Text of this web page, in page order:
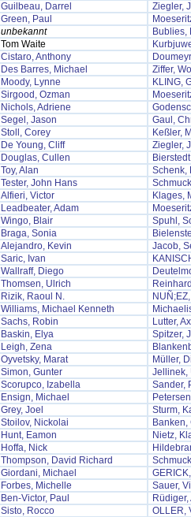
Guilbeau, Darrel
Ziegler,
Green, Paul
unbekannt
Bublies,
Tom Waite
Cistaro, Anthony
Des Barres, Michael
Ziffer,
Moody, Lynne
KLING,
Sirgood, Ozman
Nichols, Adriene
Segel, Jason
Gaul,
Stoll, Corey
Keßler,
De Young, Cliff
Ziegler,
Douglas, Cullen
Toy, Alan
Schenk,
Tester, John Hans
Alfieri, Victor
Klages,
Leadbeater, Adam
Wingo, Blair
Spuhl,
Braga, Sonia
Alejandro, Kevin
Jacob,
Saric, Ivan
Wallraff, Diego
Thomsen, Ulrich
Rizik, Raoul N.
Williams, Michael Kenneth
Sachs, Robin
Lutter,
Baskin, Elya
Spitzer,
Leigh, Zena
Oyvetsky, Marat
Müller,
Simon, Gunter
Jellinek,
Scorupco, Izabella
Sander,
Ensign, Michael
Grey, Joel
Sturm,
Stoilov, Nickolai
Hunt, Eamon
Nietz,
Hoffa, Nick
Thompson, David Richard
Giordani, Michael
Forbes, Michelle
Sauer,
Ben-Victor, Paul
Sisto, Rocco
OLLER,